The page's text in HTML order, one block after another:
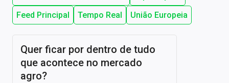
Feed Principal
Tempo Real União Europeia
Quer ficar por dentro de tudo
que acontece no mercado
agro?